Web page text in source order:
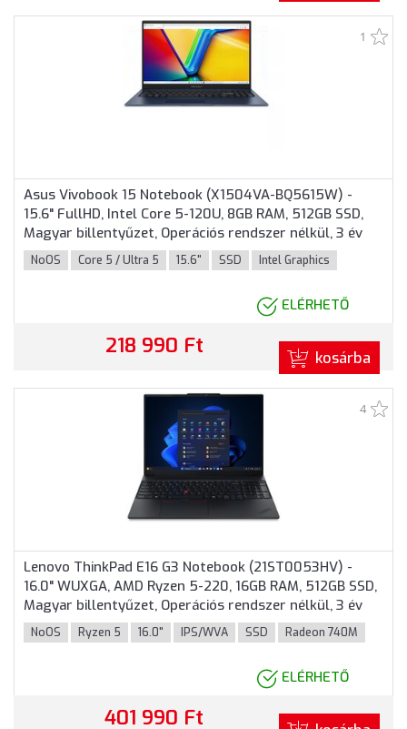
1
Asus Vivobook 15 Notebook (X1504VA-BQ5615W) -
15.6" FullHD, Intel Core 5-120U, 8GB RAM, 512GB SSD,
Magyar billentyűzet, Operációs rendszer nélkül, 3 év
garancia, Kék színben
NoOS Core 5 / Ultra 5 15.6" SSD Intel Graphics
ELÉRHETŐ
218 990 Ft kosárba
4
Lenovo ThinkPad E16 G3 Notebook (21ST0053HV) -
16.0" WUXGA, AMD Ryzen 5-220, 16GB RAM, 512GB SSD,
Magyar billentyűzet, Operációs rendszer nélkül, 3 év
garancia, Fekete színben
NoOS Ryzen 5 16.0" IPS/WVA SSD Radeon 740M
ELÉRHETŐ
401 990 Ft